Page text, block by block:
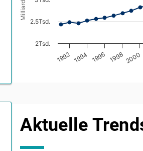
1992 1994 1996 1998 2000
2Tsd.
2.5Tsd.
Aktuelle